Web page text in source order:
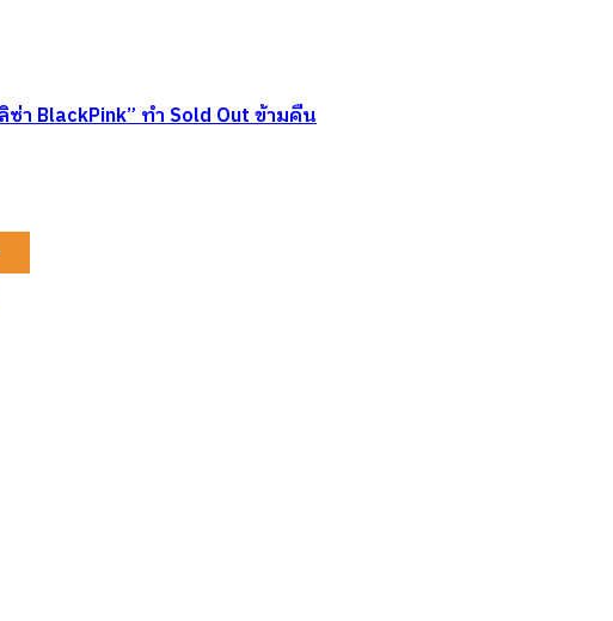
า BlackPink” ทำ Sold Out ข้ามคืน